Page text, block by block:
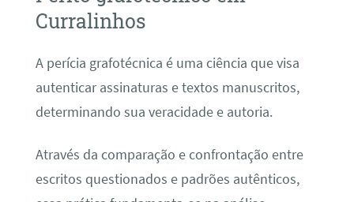
Curralinhos
A perícia grafotécnica é uma ciência que visa
autenticar assinaturas e textos manuscritos,
determinando sua veracidade e autoria.
Através da comparação e confrontação entre
escritos questionados e padrões autênticos,